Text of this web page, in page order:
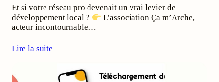
Et si votre réseau pro devenait un vrai levier de
développement local ?
L’association Ça m’Arche,
acteur incontournable…
Lire la suite